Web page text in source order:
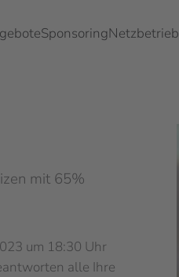
SponsoringNetzbetrieb
mit 65%
um 18:30 Uhr
alle Ihre